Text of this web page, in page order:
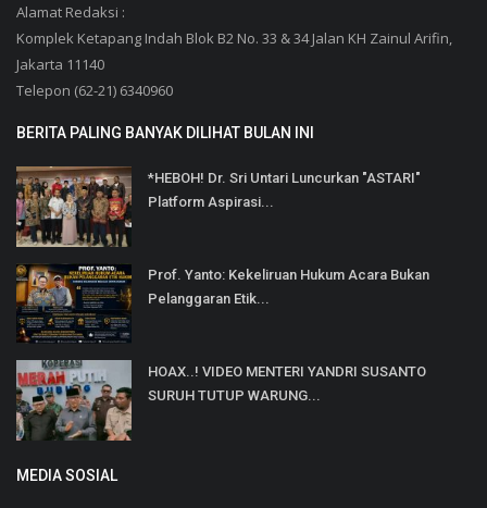
Alamat Redaksi :
Komplek Ketapang Indah Blok B2 No. 33 & 34 Jalan KH Zainul Arifin,
Jakarta 11140
Telepon (62-21) 6340960
BERITA PALING BANYAK DILIHAT BULAN INI
*HEBOH! Dr. Sri Untari Luncurkan "ASTARI"
Platform Aspirasi...
Prof. Yanto: Kekeliruan Hukum Acara Bukan
Pelanggaran Etik...
HOAX..! VIDEO MENTERI YANDRI SUSANTO
SURUH TUTUP WARUNG...
MEDIA SOSIAL